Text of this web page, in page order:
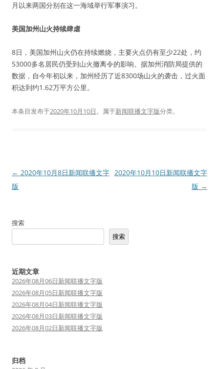
月以来两国分别在这一海域举行军事演习。
美国加州山火持续肆虐
8日，美国加州山火仍在持续燃烧，主要火点仍有至少22处，约
53000多名居民仍受到山火撤离令的影响。据加州消防局提供的
数据，自今年初以来，加州经历了近8300场山火的袭击，过火面
积达到约1.62万平方公里。
本条目发布于2020年10月10日。属于新闻联播文字版分类。
文
章
← 2020年10月8日新闻联播文字
版
2020年10月10日新闻联播文字
版 →
搜索
搜索
近期文章
2026年08月06日新闻联播文字版
2026年08月05日新闻联播文字版
2026年08月04日新闻联播文字版
2026年08月03日新闻联播文字版
2026年08月02日新闻联播文字版
归档